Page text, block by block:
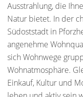
Ausstrahlung, die
Natur bietet. In der
Südoststadt in
angenehme
sich Wohnwege
Wohnatmosphäre.
Einkauf, Kultur und